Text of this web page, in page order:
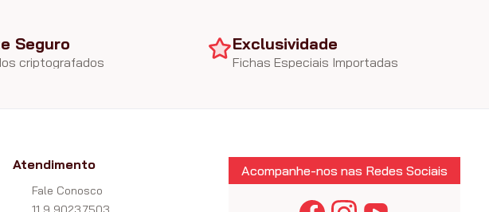
Seguro
criptografados
Exclusividade
Fichas Especiais Importadas
Atendimento
Fale Conosco
Acompanhe-nos nas Redes Sociais